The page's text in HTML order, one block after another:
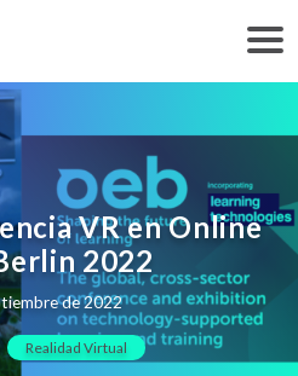
VR en Online
2022
de 2022
Realidad Virtual